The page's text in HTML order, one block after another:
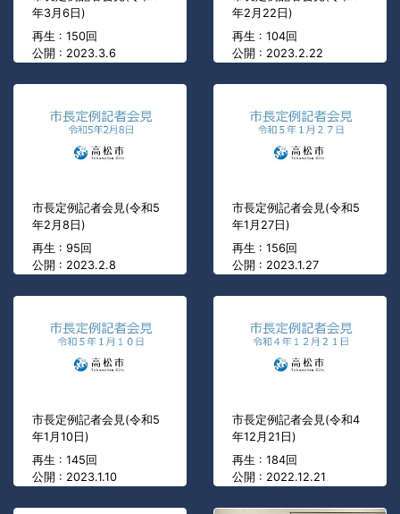
年3月6日)
再生 : 150回
公開 : 2023.3.6
年2月22日)
再生 : 104回
公開 : 2023.2.22
市長定例記者会見(令和5
年2月8日)
再生 : 95回
公開 : 2023.2.8
市長定例記者会見(令和5
年1月27日)
再生 : 156回
公開 : 2023.1.27
市長定例記者会見(令和5
年1月10日)
再生 : 145回
公開 : 2023.1.10
市長定例記者会見(令和4
年12月21日)
再生 : 184回
公開 : 2022.12.21